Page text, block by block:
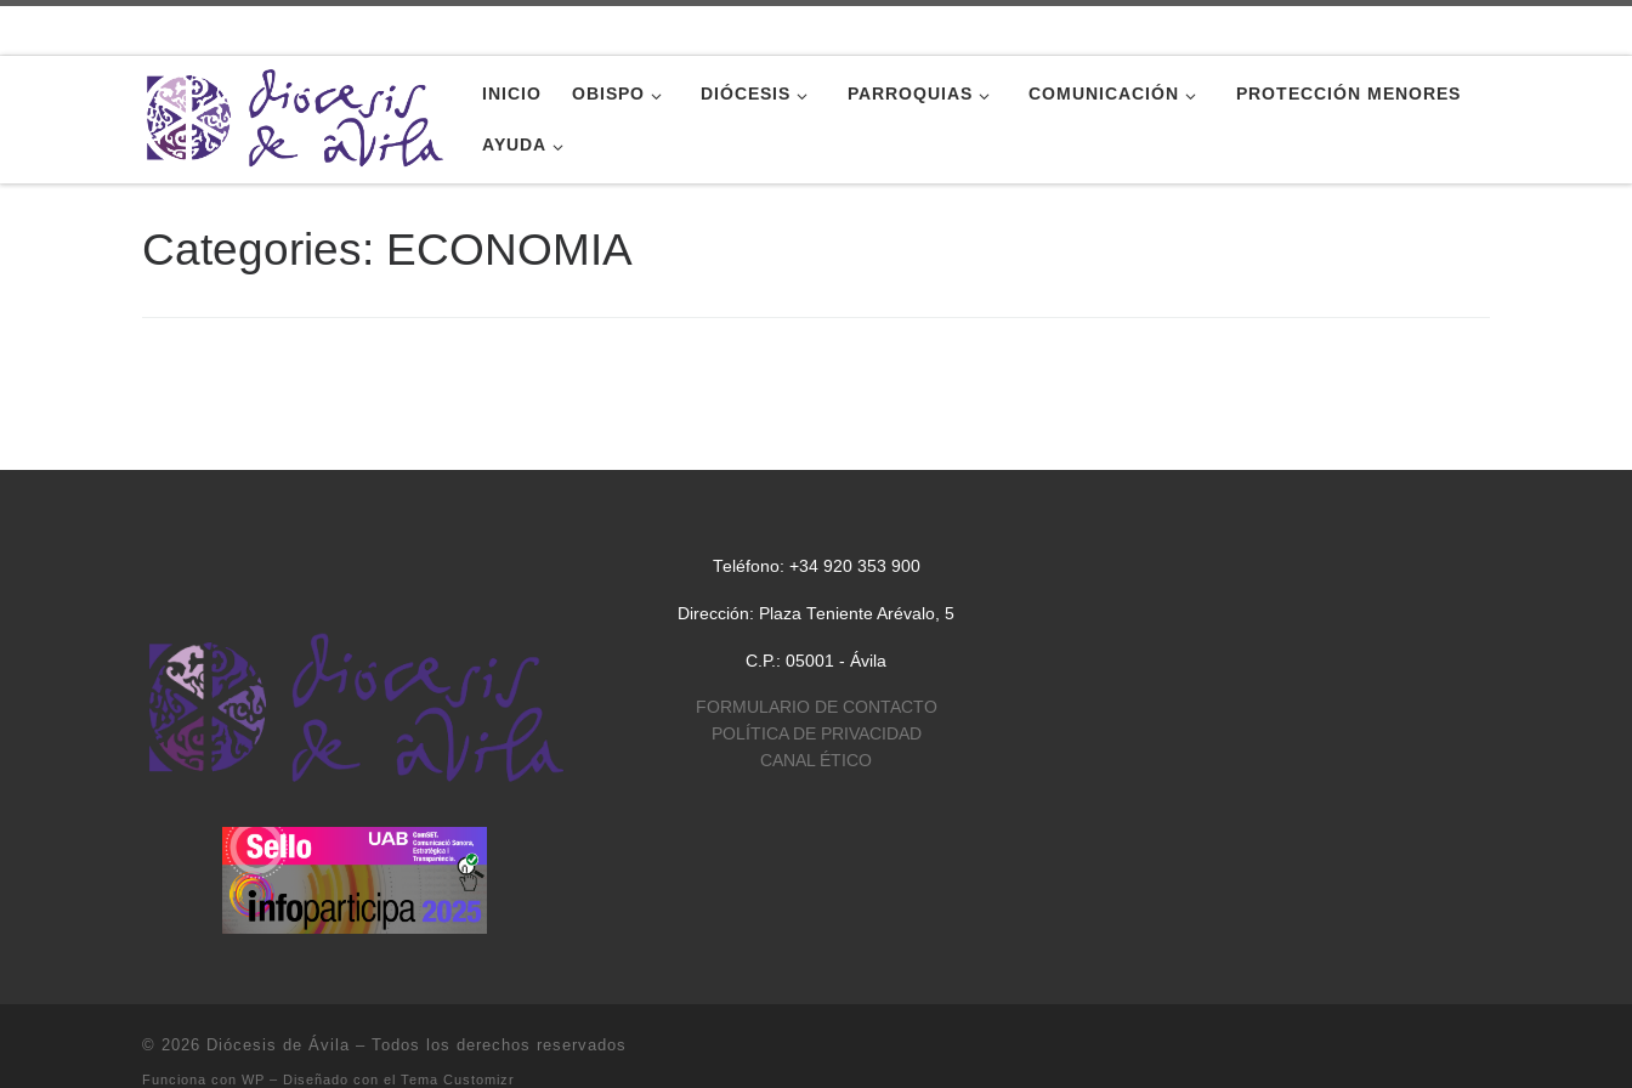
INICIO OBISPO DIÓCESIS PARROQUIAS COMUNICACIÓN PROTECCIÓN MENORES
AYUDA
Categories: ECONOMIA
Teléfono: +34 920 353 900
Dirección: Plaza Teniente Arévalo, 5
C.P.: 05001 - Ávila
FORMULARIO DE CONTACTO
POLÍTICA DE PRIVACIDAD
CANAL ÉTICO
© 2026 Diócesis de Ávila – Todos los derechos reservados
Funciona con WP – Diseñado con el Tema Customizr